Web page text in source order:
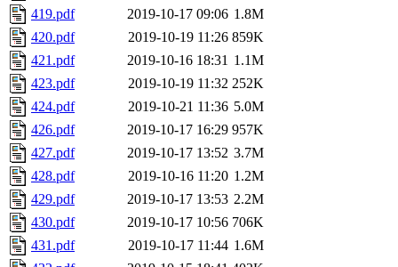
419.pdf
2019-10-17 09:06 1.8M
420.pdf
2019-10-19 11:26 859K
421.pdf
2019-10-16 18:31 1.1M
423.pdf
2019-10-19 11:32 252K
424.pdf
2019-10-21 11:36 5.0M
426.pdf
2019-10-17 16:29 957K
427.pdf
2019-10-17 13:52 3.7M
428.pdf
2019-10-16 11:20 1.2M
429.pdf
2019-10-17 13:53 2.2M
430.pdf
2019-10-17 10:56 706K
431.pdf
2019-10-17 11:44 1.6M